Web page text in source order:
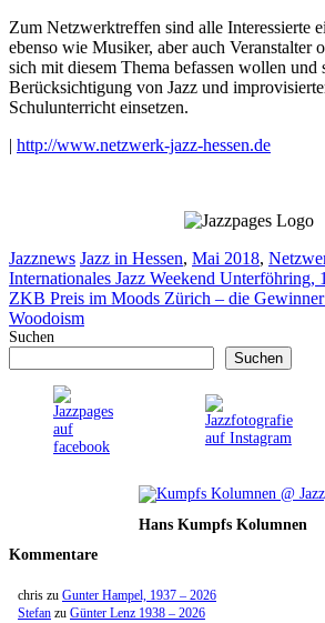
Zum Netzwerktreffen sind alle Interessierte
ebenso wie Musiker, aber auch Veranstalter
sich mit diesem Thema befassen wollen und
Berücksichtigung von Jazz und
Schulunterricht einsetzen.
| http://www.netzwerk-jazz-hessen.de
Kategorien
Jazznews Schlagwörter
Jazz in Hessen, Mai 2018,
Internationales Jazz Weekend Unterföhring,
ZKB Preis im Moods Zürich – die
Woodoism
Suchen
Suchen
Hans Kumpfs Kolumnen
Kommentare
chris zu Gunter Hampel, 1937 – 2026
Stefan zu Günter Lenz 1938 – 2026